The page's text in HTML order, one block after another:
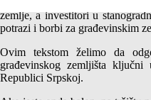
zemlje, a investitori u
potrazi i borbi za građevinskim
Ovim tekstom želimo da
građevinskog zemljišta
Republici Srpskoj.